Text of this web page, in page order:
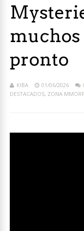
pronto
KIBA 01/06/2026
DESTACADOS, ZONA